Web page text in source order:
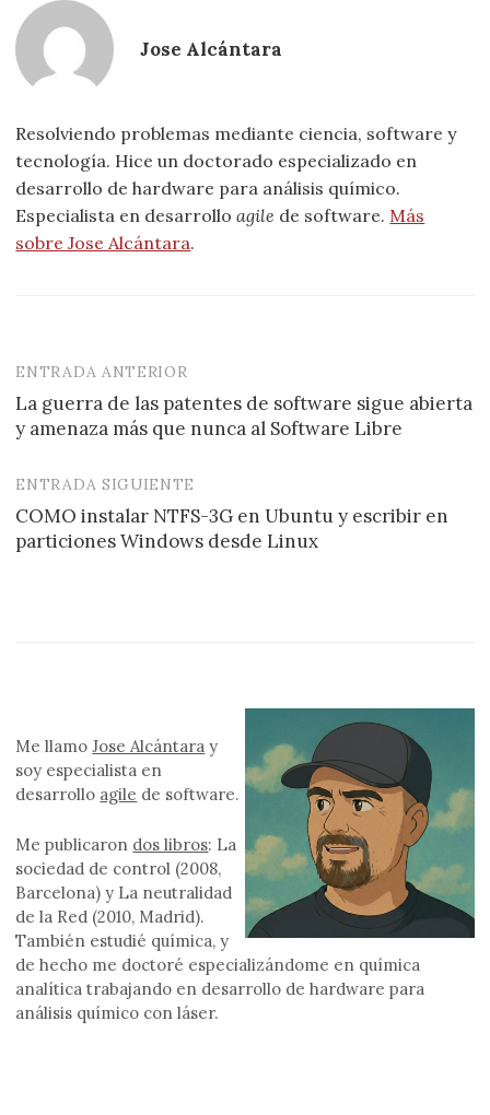
Jose Alcántara
Resolviendo problemas mediante ciencia, software y
tecnología. Hice un doctorado especializado en
desarrollo de hardware para análisis químico.
Especialista en desarrolloagile de software. Más
sobre Jose Alcántara.
Navegación
de
ENTRADA ANTERIOR
La guerra de las patentes de software sigue abierta
y amenaza más que nunca al Software Libre
ENTRADA SIGUIENTE
COMO instalar NTFS-3G en Ubuntu y escribir en
particiones Windows desde Linux
Me llamoJose Alcántara y
soy especialista en
desarrollo agile de software.
Me publicaron dos libros: La
sociedad de control (2008,
Barcelona) y La neutralidad
de la Red (2010, Madrid).
También estudié química, y
de hecho me doctoré especializándome en química
analítica trabajando en desarrollo de hardware para
análisis químico con láser.